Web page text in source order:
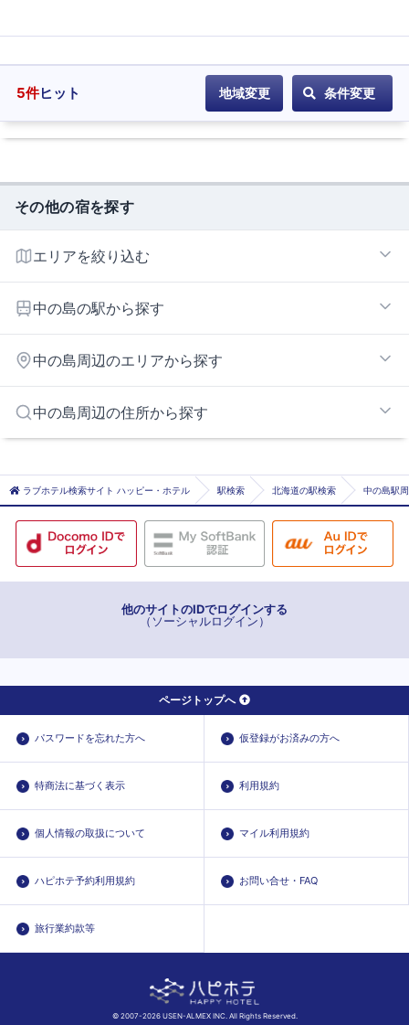
ホ
テ
ル
5件ヒット 地域変更 条件変更
その他の宿を探す
エリアを絞り込む
中の島の駅から探す
中の島
福住
中の島周辺のエリアから探す
中の島周辺の住所から探す
札幌市札幌市白石区
札幌市札幌市南区
札幌市札幌市清田区
ラブホテル検索サイト ハッピー・ホテル 駅検索 北海道の駅検索 中の島駅
他のサイトのIDでログインする
（ソーシャルログイン）
ページトップへ
パスワードを忘れた方へ 仮登録がお済みの方へ
特商法に基づく表示 利用規約
個人情報の取扱について マイル利用規約
ハピホテ予約利用規約 お問い合せ・FAQ
旅行業約款等
© 2007-2026 USEN-ALMEX INC. All Rights Reserved.